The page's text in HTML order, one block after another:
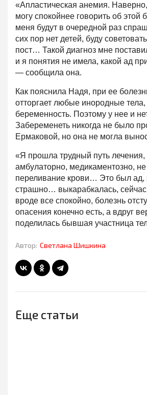
«Апластическая анемия.
могу спокойнее говорить об этой
меня будут в очередной раз
сих пор нет детей, буду
пост… Такой диагноз мне
и я понятия не имела, какой ад
— сообщила она.
Как пояснила Надя, при ее
отторгает любые инородные
беременность. Поэтому у нее и
Забеременеть никогда не было
Ермаковой, но она не могла
«Я прошла трудный путь лечения,
амбулаторно, медикаментозно,
переливание крови… Это был ад,
страшно… выкарабкалась,
вроде все спокойно, болезнь
опасения конечно есть, а вдруг
поделилась бывшая участница
Автор: Светлана Шишкина
Еще статьи